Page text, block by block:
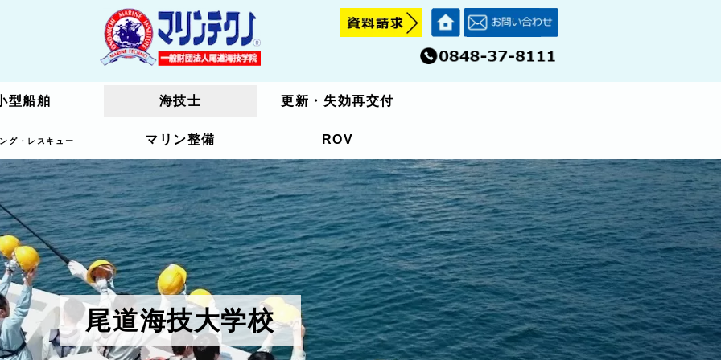
型船舶 海技士 更新・失効再交付
グ・レスキュー マリン整備 ROV
型船舶 海技士 更新・失効再交付
グ・レスキュー マリン整備 ROV
尾道海技大学校